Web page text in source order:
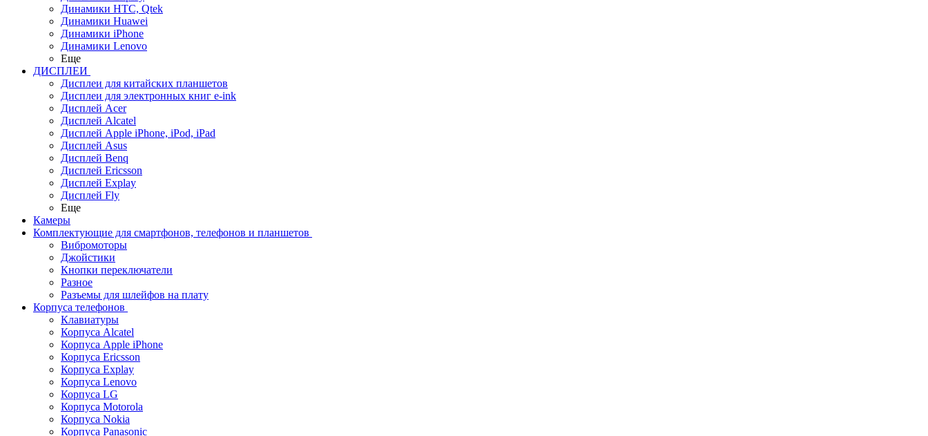
Динамики HTC, Qtek
Динамики Huawei
Динамики iPhone
Динамики Lenovo
Еще
ДИСПЛЕИ
Дисплеи для китайских планшетов
Дисплеи для электронных книг e-ink
Дисплей Acer
Дисплей Alcatel
Дисплей Apple iPhone, iPod, iPad
Дисплей Asus
Дисплей Benq
Дисплей Ericsson
Дисплей Explay
Дисплей Fly
Еще
Камеры
Комплектующие для смартфонов, телефонов и планшетов
Вибромоторы
Джойстики
Кнопки переключатели
Разное
Разъемы для шлейфов на плату
Корпуса телефонов
Клавиатуры
Корпуса Alcatel
Корпуса Apple iPhone
Корпуса Ericsson
Корпуса Explay
Корпуса Lenovo
Корпуса LG
Корпуса Motorola
Корпуса Nokia
Корпуса Panasonic